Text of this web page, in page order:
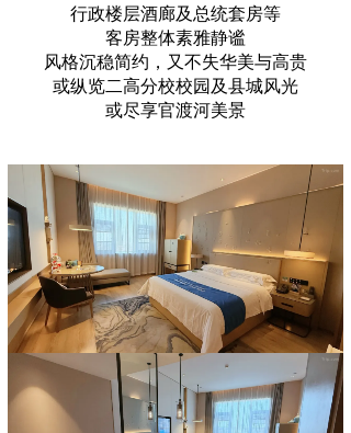
行政楼层酒廊及总统套房等
客房整体素雅静谧
风格沉稳简约，又不失华美与高贵
或纵览二高分校校园及县城风光
或尽享官渡河美景